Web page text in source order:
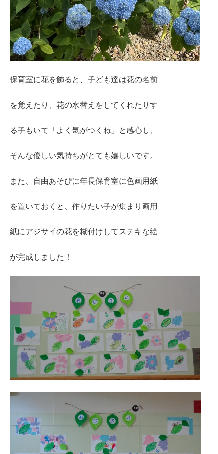
保育室に花を飾ると、子ども達は花の名前
を覚えたり、花の水替えをしてくれたりす
る子もいて「よく気がつくね」と感心し、
そんな優しい気持ちがとても嬉しいです。
また、自由あそびに年長保育室に色画用紙
を置いておくと、作りたい子が集まり画用
紙にアジサイの花を糊付けしてステキな絵
が完成しました！